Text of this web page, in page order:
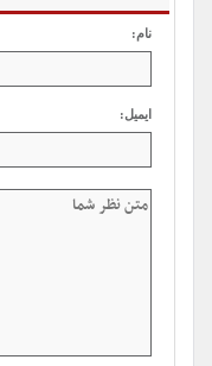
نام:
ایمیل: